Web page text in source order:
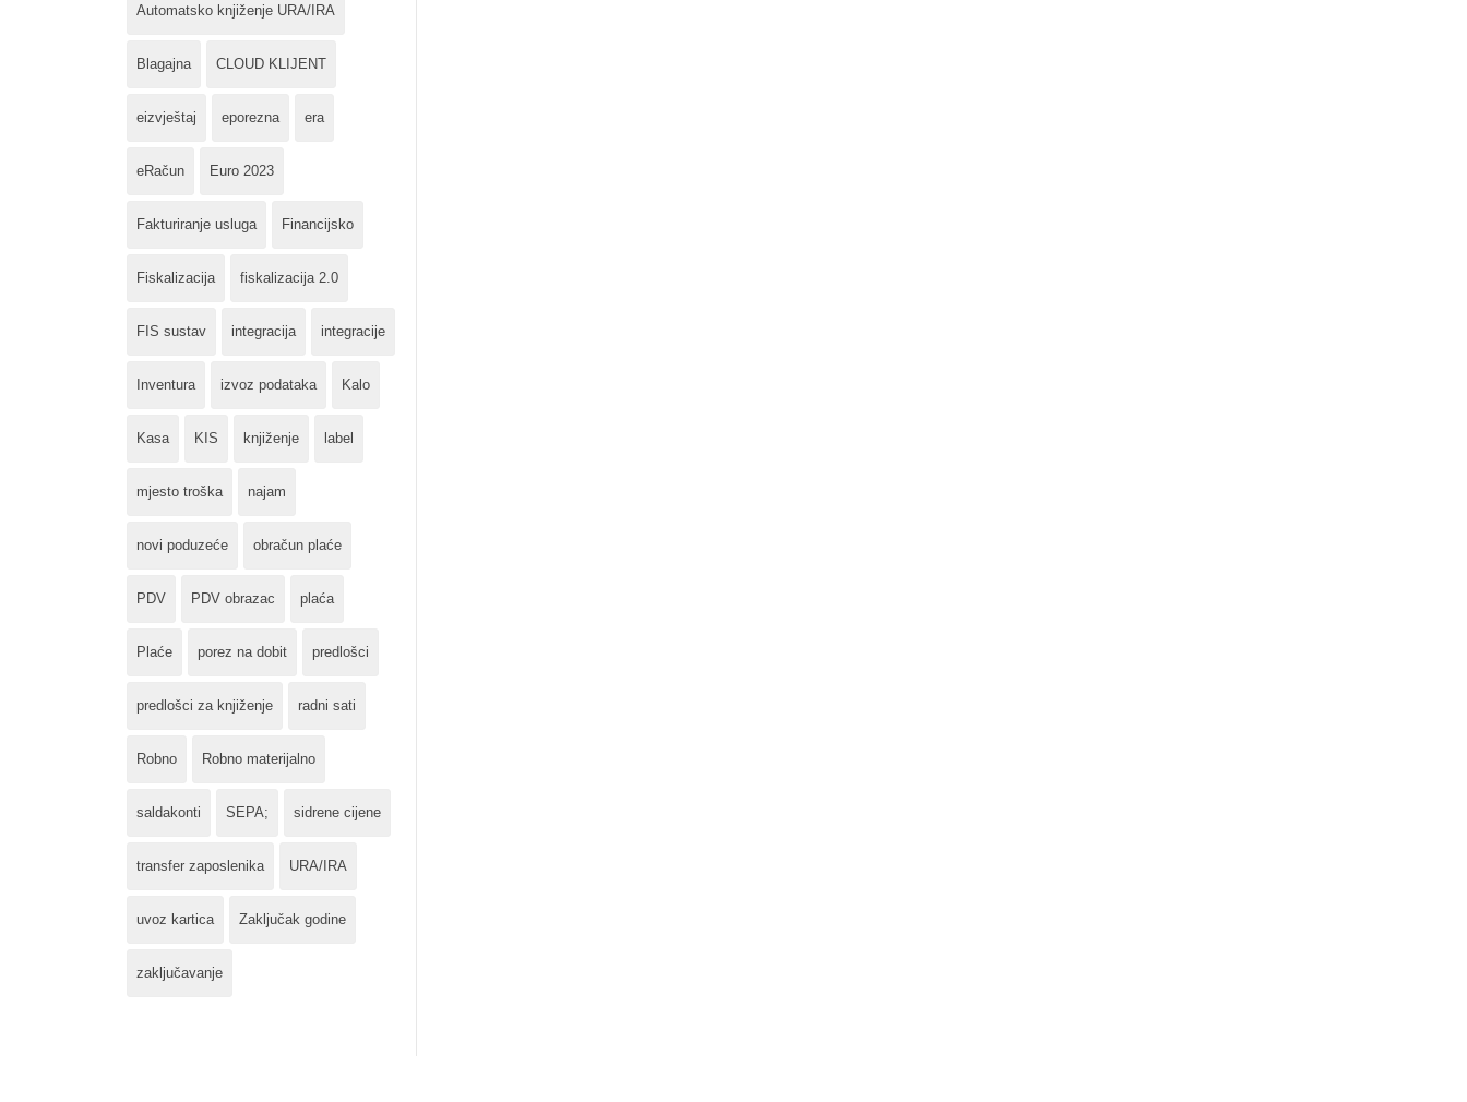
Automatsko knjiženje URA/IRA
Blagajna CLOUD KLIJENT
eizvještaj eporezna era
eRačun Euro 2023
Fakturiranje usluga Financijsko
Fiskalizacija fiskalizacija 2.0
FIS sustav integracija integracije
Inventura izvoz podataka Kalo
Kasa KIS knjiženje label
mjesto troška najam
novi poduzeće obračun plaće
PDV PDV obrazac plaća
Plaće porez na dobit predlošci
predlošci za knjiženje radni sati
Robno Robno materijalno
saldakonti SEPA; sidrene cijene
transfer zaposlenika URA/IRA
uvoz kartica Zaključak godine
zaključavanje